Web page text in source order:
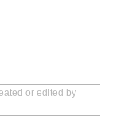
or edited by